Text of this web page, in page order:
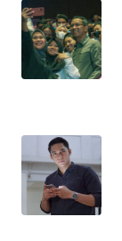
TAPANULI
TENGAH
WN DELI
WN
TEBING
TINGGI